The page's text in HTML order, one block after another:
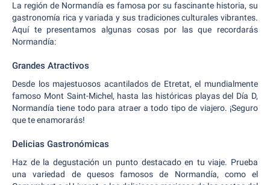
La región de Normandía es famosa por su fascinante historia, su
gastronomía rica y variada y sus tradiciones culturales vibrantes.
Aquí te presentamos algunas cosas por las que recordarás
Normandía:
Grandes Atractivos
Desde los majestuosos acantilados de Etretat, el mundialmente
famoso Mont Saint-Michel, hasta las históricas playas del Día D,
Normandía tiene todo para atraer a todo tipo de viajero. ¡Seguro
que te enamorarás!
Delicias Gastronómicas
Haz de la degustación un punto destacado en tu viaje. Prueba
una variedad de quesos famosos de Normandía, como el